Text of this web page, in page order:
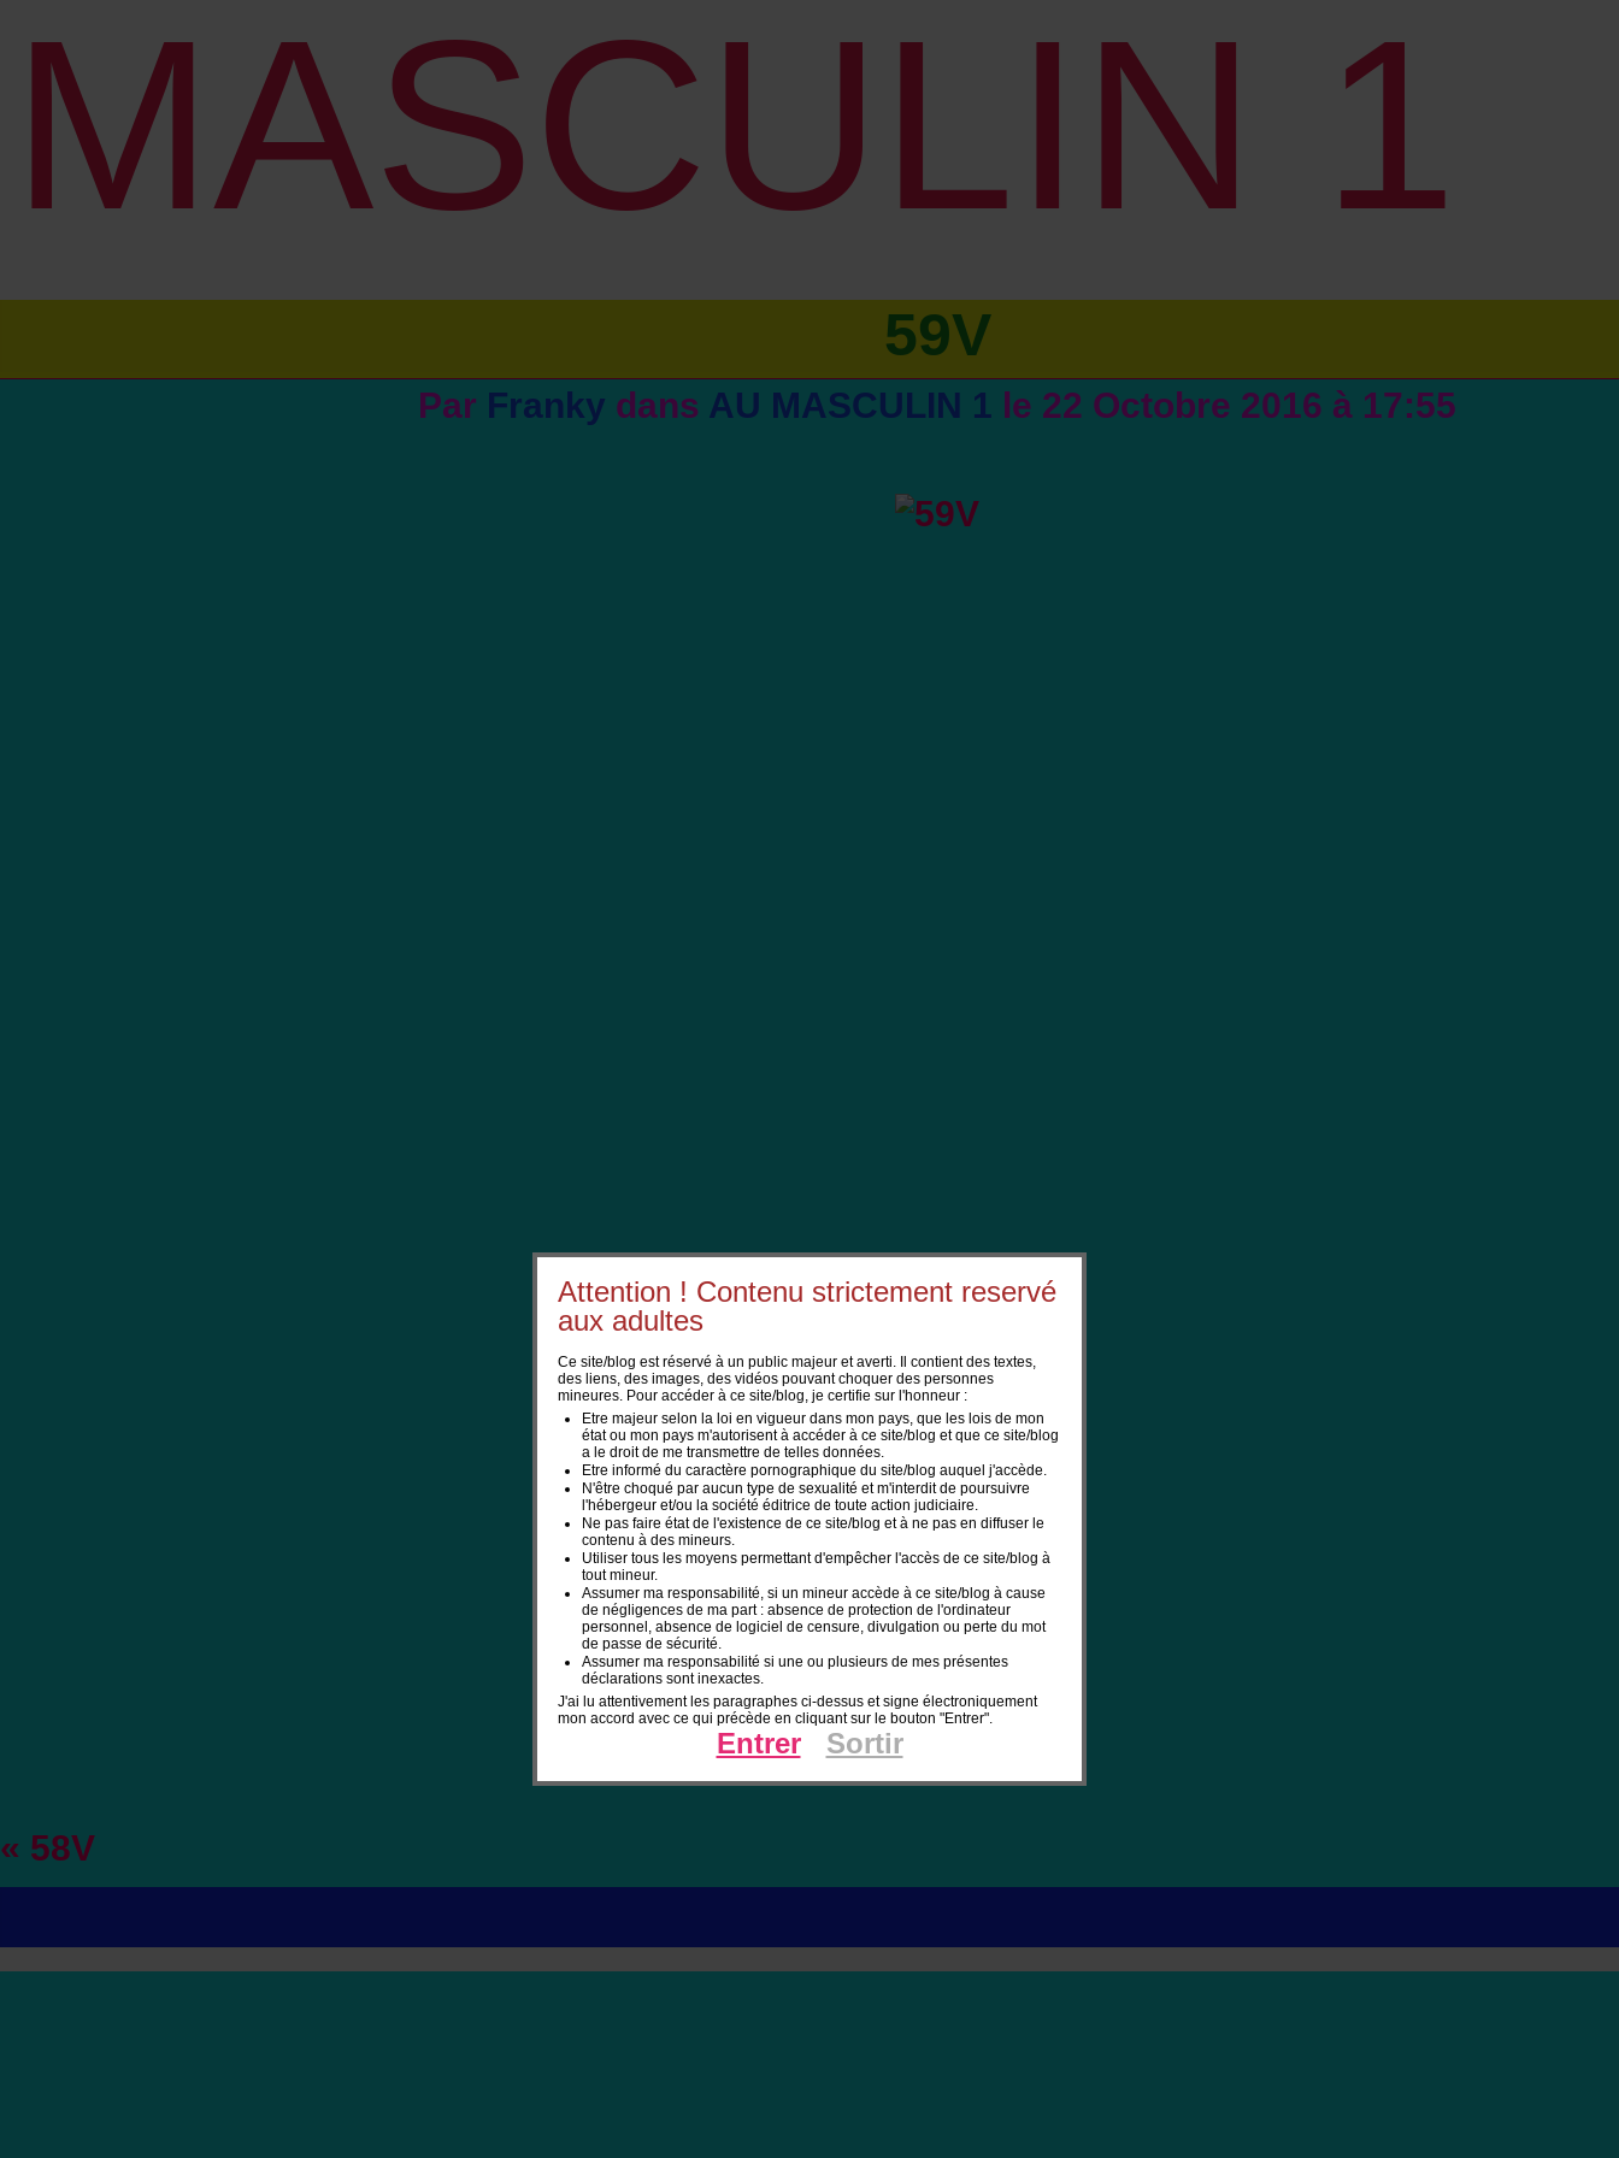
MASCULIN 1
59V
Par Franky dans AU MASCULIN 1 le 22 Octobre 2016 à 17:55
« 58V
Attention ! Contenu strictement reservé
aux adultes
Ce site/blog est réservé à un public majeur et averti. Il contient des textes,
des liens, des images, des vidéos pouvant choquer des personnes
mineures. Pour accéder à ce site/blog, je certifie sur l'honneur :
Etre majeur selon la loi en vigueur dans mon pays, que les lois de mon
état ou mon pays m'autorisent à accéder à ce site/blog et que ce site/blog
a le droit de me transmettre de telles données.
Etre informé du caractère pornographique du site/blog auquel j'accède.
N'être choqué par aucun type de sexualité et m'interdit de poursuivre
l'hébergeur et/ou la société éditrice de toute action judiciaire.
Ne pas faire état de l'existence de ce site/blog et à ne pas en diffuser le
contenu à des mineurs.
Utiliser tous les moyens permettant d'empêcher l'accès de ce site/blog à
tout mineur.
Assumer ma responsabilité, si un mineur accède à ce site/blog à cause
de négligences de ma part : absence de protection de l'ordinateur
personnel, absence de logiciel de censure, divulgation ou perte du mot
de passe de sécurité.
Assumer ma responsabilité si une ou plusieurs de mes présentes
déclarations sont inexactes.
J'ai lu attentivement les paragraphes ci-dessus et signe électroniquement
mon accord avec ce qui précède en cliquant sur le bouton "Entrer".
Entrer Sortir